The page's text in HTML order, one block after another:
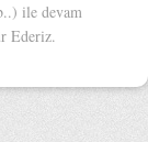
ile devam
Ederiz.